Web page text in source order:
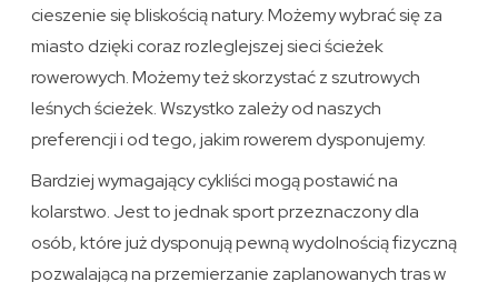
cieszenie się bliskością natury. Możemy wybrać się za
miasto dzięki coraz rozleglejszej sieci ścieżek
rowerowych. Możemy też skorzystać z szutrowych
leśnych ścieżek. Wszystko zależy od naszych
preferencji i od tego, jakim rowerem dysponujemy.
Bardziej wymagający cykliści mogą postawić na
kolarstwo. Jest to jednak sport przeznaczony dla
osób, które już dysponują pewną wydolnością fizyczną
pozwalającą na przemierzanie zaplanowanych tras w